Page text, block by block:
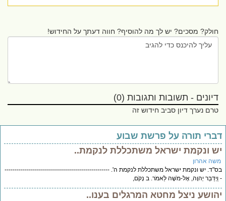
חולק? מסכים? יש לך מה להוסיף? חווה דעתך על החידוש!
דיונים - תשובות ותגובות (0)
טרם נערך דיון סביב חידוש זה
תורה על פרשת שבוע
ונקמת ישראל משתכללת לנקמת..
אהרון
יש ונקמת ישראל משתכללת לנקמת ה'. ----------------------------------------------------
יְהוָה, אֶל-מֹשֶׁה לֵּאמֹר. ב נְקֹם,
ניצל מחטא המרגלים בענו..